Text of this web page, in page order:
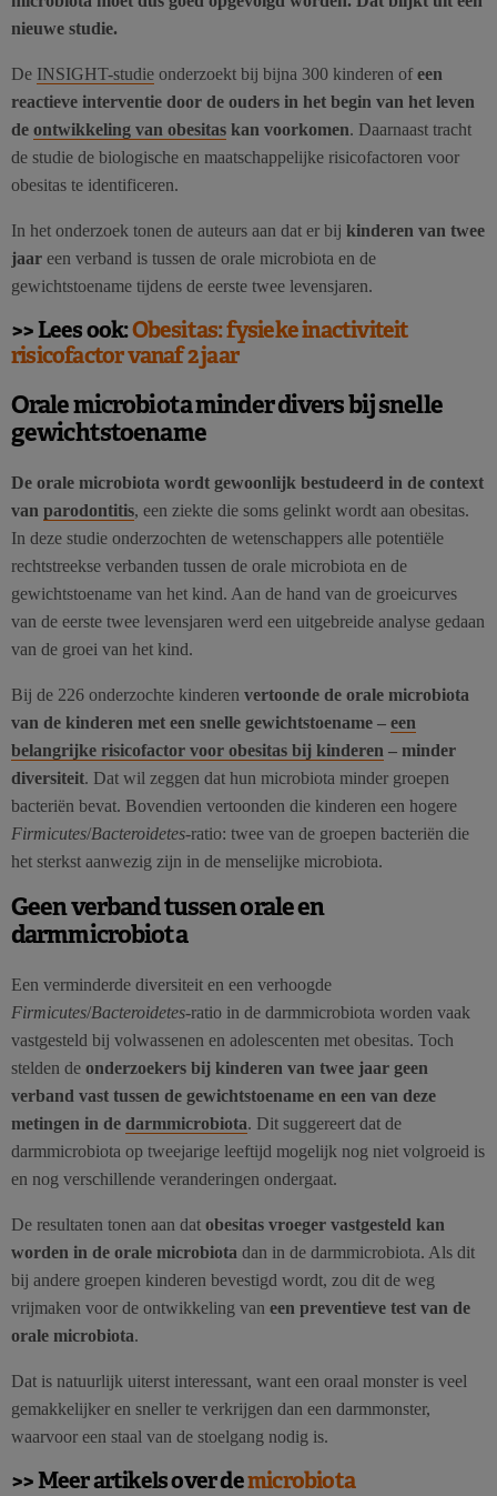
nieuwe studie.
De INSIGHT-studie onderzoekt bij bijna 300 kinderen ofeen
reactieve interventie door de ouders in het begin van het leven
de ontwikkeling van obesitas kan voorkomen. Daarnaast tracht
de studie de biologische en maatschappelijke risicofactoren voor
obesitas te identificeren.
In het onderzoek tonen de auteurs aan dat er bij kinderen van twee
jaar een verband is tussen de orale microbiota en de
gewichtstoename tijdens de eerste twee levensjaren.
>> Lees ook:Obesitas: fysieke inactiviteit
risicofactor vanaf 2 jaar
Orale microbiota minder divers bij snelle
gewichtstoename
De orale microbiota wordt gewoonlijk bestudeerd in de context
van parodontitis, een ziekte die soms gelinkt wordt aan obesitas.
In deze studie onderzochten de wetenschappers alle potentiële
rechtstreekse verbanden tussen de orale microbiota en de
gewichtstoename van het kind. Aan de hand van de groeicurves
van de eerste twee levensjaren werd een uitgebreide analyse gedaan
van de groei van het kind.
Bij de 226 onderzochte kinderen vertoonde de orale microbiota
van de kinderen met een snelle gewichtstoename – een
belangrijke risicofactor voor obesitas bij kinderen – minder
diversiteit. Dat wil zeggen dat hun microbiota minder groepen
bacteriën bevat. Bovendien vertoonden die kinderen een hogere
Firmicutes/Bacteroidetes-ratio: twee van de groepen bacteriën die
het sterkst aanwezig zijn in de menselijke microbiota.
Geen verband tussen orale en
darmmicrobiota
Een verminderde diversiteit en een verhoogde
Firmicutes/Bacteroidetes-ratio in de darmmicrobiota worden vaak
vastgesteld bij volwassenen en adolescenten met obesitas. Toch
stelden de onderzoekers bij kinderen van twee jaar geen
verband vast tussen de gewichtstoename en een van deze
metingen in de darmmicrobiota. Dit suggereert dat de
darmmicrobiota op tweejarige leeftijd mogelijk nog niet volgroeid is
en nog verschillende veranderingen ondergaat.
De resultaten tonen aan dat obesitas vroeger vastgesteld kan
worden in de orale microbiota dan in de darmmicrobiota. Als dit
bij andere groepen kinderen bevestigd wordt, zou dit de weg
vrijmaken voor de ontwikkeling van een preventieve test van de
orale microbiota.
Dat is natuurlijk uiterst interessant, want een oraal monster is veel
gemakkelijker en sneller te verkrijgen dan een darmmonster,
waarvoor een staal van de stoelgang nodig is.
>> Meer artikels over demicrobiota